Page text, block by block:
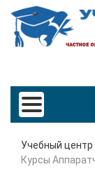
Учебный центр
Курсы